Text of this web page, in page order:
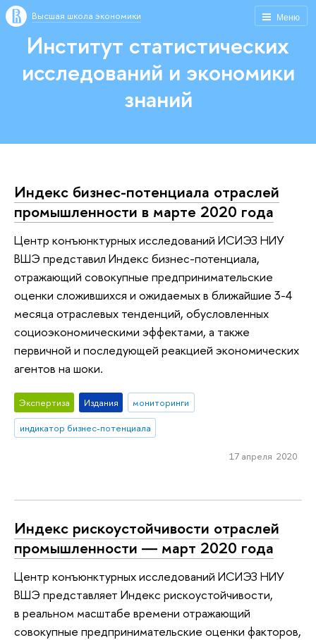
Меню
Высшая школа экономики
Институт статистических
исследований и экономики
знаний
Индекс бизнес-потенциала отраслей
промышленности в марте 2020 года
Центр конъюнктурных исследований ИСИЭЗ НИУ
ВШЭ представил Индекс бизнес-потенциала,
отражающий совокупные предпринимательские
оценки сложившихся и ожидаемых в ближайшие 3-4
месяца отраслевых тенденций, обусловленных
социоэкономическими эффектами, а также
первичной и последующей реакцией экономических
агентов на шоки.
Экспертиза Издания
мониторинги
индикатор бизнес-потенциала
17 апреля 2020
Индекс рискоустойчивости отраслей
промышленности ― март 2020 года
Центр конъюнктурных исследований ИСИЭЗ НИУ
ВШЭ представляет Индекс рискоустойчивости,
в реальном масштабе времени отражающий
совокупные предпринимательские оценки факторов,